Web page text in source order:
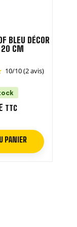
BLEU DÉCOR
20 CM
10/10(2 avis)
TTC
PANIER